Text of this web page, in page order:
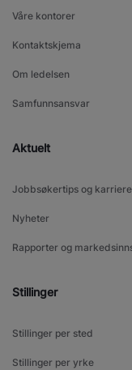
Våre kontorer
Kontaktskjema
Om ledelsen
Samfunnsansvar
Aktuelt
Jobbsøkertips og
Nyheter
Rapporter og
Stillinger
Stillinger per sted
Stillinger per yrke